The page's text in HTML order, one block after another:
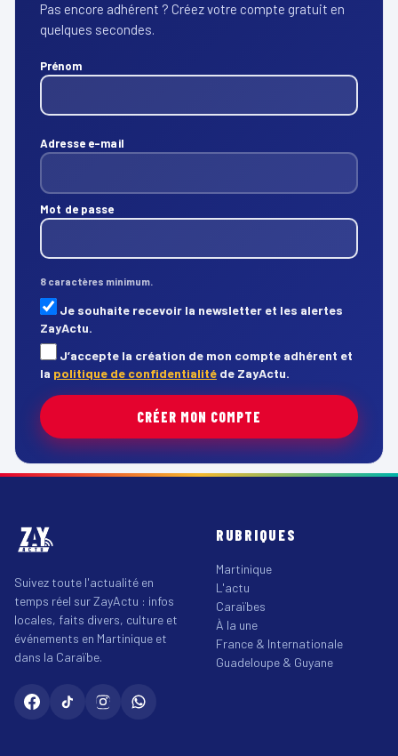
Pas encore adhérent ? Créez votre compte gratuit en
quelques secondes.
Prénom
Adresse e-mail
Mot de passe
8 caractères minimum.
Je souhaite recevoir la newsletter et les alertes
ZayActu.
J’accepte la création de mon compte adhérent et
la politique de confidentialité de ZayActu.
CRÉER MON COMPTE
Suivez toute l'actualité en
temps réel sur ZayActu : infos
locales, faits divers, culture et
événements en Martinique et
dans la Caraïbe.
RUBRIQUES
Martinique
L'actu
Caraïbes
À la une
France & Internationale
Guadeloupe & Guyane